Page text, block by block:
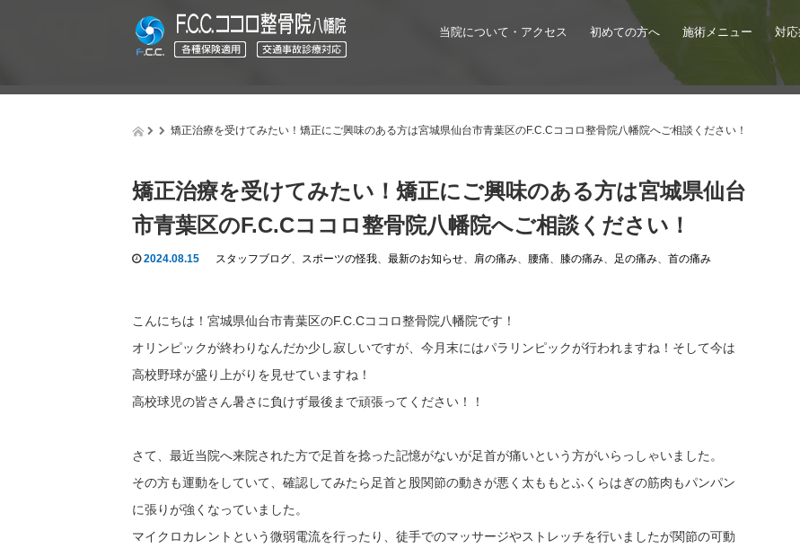
当院について・アクセス 初めての方へ 施術メニュー 対
矯正治療を受けてみたい！矯正にご興味のある方は宮城県仙台市青葉区のF.C.Cココロ整骨院八幡院へご相談ください！
矯正治療を受けてみたい！矯正にご興味のある方は宮城県仙台
市青葉区のF.C.Cココロ整骨院八幡院へご相談ください！
2024.08.15 スタッフブログ、 スポーツの怪我、 最新のお知らせ、 肩の痛み、 腰痛、 膝の痛み、 足の痛み、 首の痛み
こんにちは！宮城県仙台市青葉区のF.C.Cココロ整骨院八幡院です！
オリンピックが終わりなんだか少し寂しいですが、今月末にはパラリンピックが行われますね！そして今は
高校野球が盛り上がりを見せていますね！
高校球児の皆さん暑さに負けず最後まで頑張ってください！！
さて、最近当院へ来院された方で足首を捻った記憶がないが足首が痛いという方がいらっしゃいました。
その方も運動をしていて、確認してみたら足首と股関節の動きが悪く太ももとふくらはぎの筋肉もパンパン
に張りが強くなっていました。
マイクロカレントという微弱電流を行ったり、徒手でのマッサージやストレッチを行いましたが関節の可動